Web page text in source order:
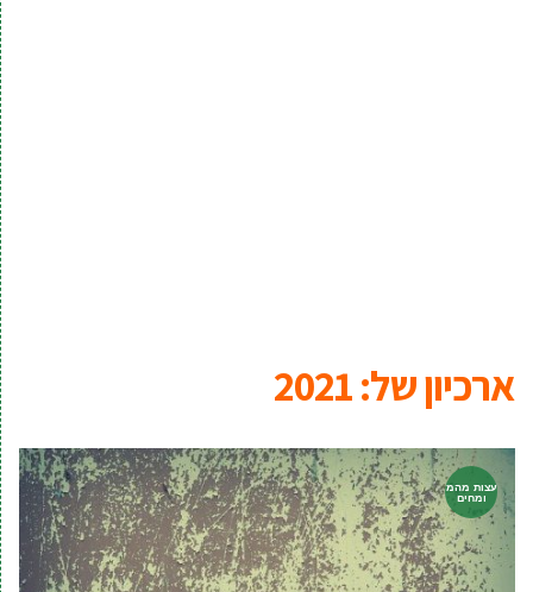
ארכיון של:2021
עצות מהמ
ומחים